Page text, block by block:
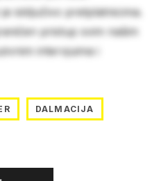
isključivo pretplatnicima.
pristup svim našim
intervjuima i
DALMACIJA